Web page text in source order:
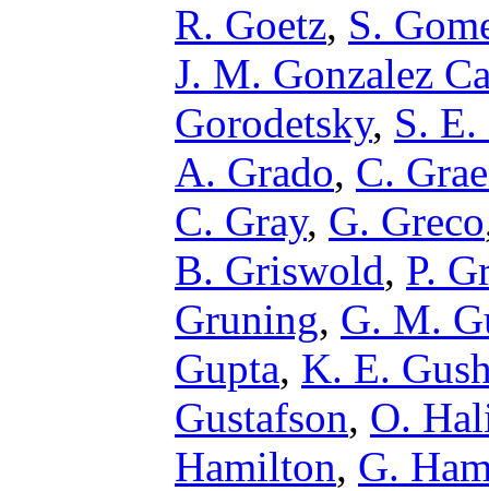
R. Goetz, S.
J. M. Gonzalez
Gorodetsky, S. E.
A. Grado, C.
C. Gray, G. Greco
B. Griswold, P.
Gruning, G. M.
Gupta, K. E.
Gustafson, O.
Hamilton, G.